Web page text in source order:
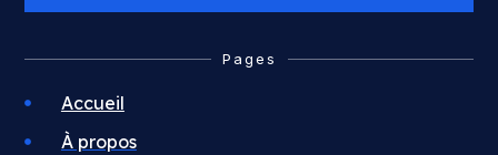
Pages
Accueil
À propos